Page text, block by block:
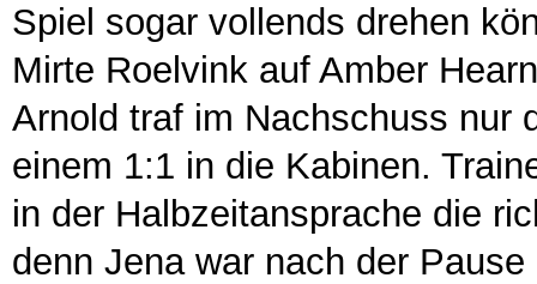
Spiel sogar vollends drehen
Mirte Roelvink auf Amber
Arnold traf im Nachschuss nur
einem 1:1 in die Kabinen.
in der Halbzeitansprache die
denn Jena war nach der